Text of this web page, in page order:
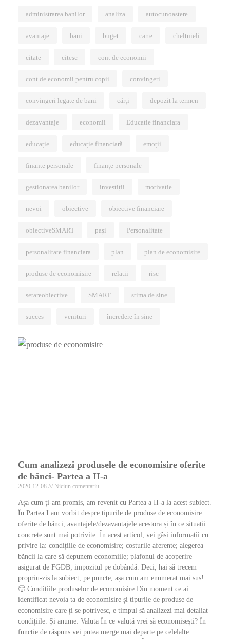
administrarea banilor analiza autocunoastere
avantaje bani buget carte cheltuieli
citate citesc cont de economii
cont de economii pentru copii convingeri
convingeri legate de bani cărți depozit la termen
dezavantaje economii Educatie financiara
educație educație financiară emoții
finante personale finanțe personale
gestionarea banilor investiții motivatie
nevoi obiective obiective financiare
obiectiveSMART pași Personalitate
personalitate financiara plan plan de economisire
produse de economisire relatii risc
setareobiective SMART stima de sine
succes venituri încredere în sine
Cum analizezi produsele de economisire oferite
de bănci- Partea a II-a
2020-12-08 Niciun comentariu
Așa cum ți-am promis, am revenit cu Partea a II-a la acest subiect.
În Partea I am vorbit despre tipurile de produse de economisire
oferite de bănci, avantajele/dezavantajele acestora și în ce situații
concrete sunt mai potrivite. În acest articol, vei găsi informații cu
privire la: condițiile de economisire; costurile aferente; alegerea
băncii la care să depunem economiile; plafonul de acoperire
asigurat de FGDB; impozitul pe dobândă. Deci, hai să trecem
propriu-zis la subiect, pe puncte, așa cum am enumerat mai sus!
🙂 Condițiile produselor de economisire Din moment ce ai
identificat nevoia ta de economisire și tipurile de produse de
economisire care ți se potrivesc, e timpul să analizezi mai detaliat
condițiile. Și anume: Valuta În ce valută vrei să economisești? În
funcție de răspuns vei putea merge mai departe pe celelalte